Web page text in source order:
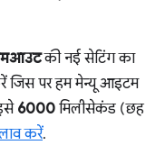
की नई सेटिंग का
जिस पर हम मेन्यू आइटम
6000 मिलीसेकंड (छह
करें.